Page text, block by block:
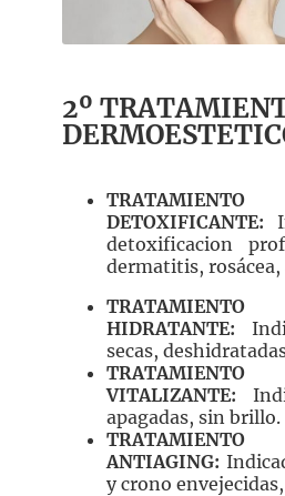
2º
TRATAMIENTO
DETOXIFICANTE:
detoxificacion
dermatitis, rosácea,
TRATAMIENTO
HIDRATANTE:
secas,
TRATAMIENTO
VITALIZANTE:
apagadas, sin brillo.
TRATAMIENTO
ANTIAGING:
y crono